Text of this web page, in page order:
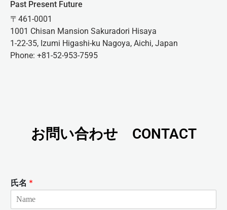
Past Present Future
〒461-0001
1001 Chisan Mansion Sakuradori Hisaya
1-22-35, Izumi Higashi-ku Nagoya, Aichi, Japan
Phone: +81-52-953-7595
お問い合わせ CONTACT
氏名 *